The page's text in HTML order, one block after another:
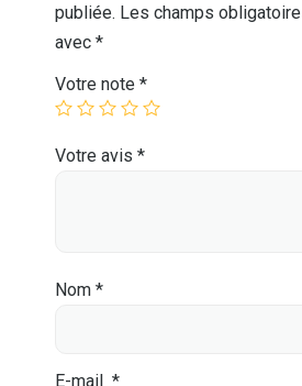
publiée. Les champs
avec *
Votre note *
Votre avis *
Nom *
E-mail *